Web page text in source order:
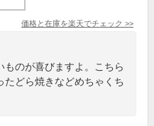
価格と在庫を楽天でチェック >>
のが喜びますよ。こちら
たどら焼きなどめちゃくち